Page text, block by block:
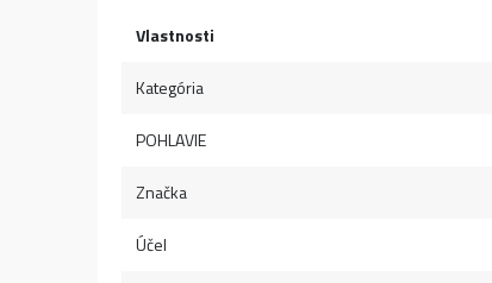
Vlastnosti
Kategória
POHLAVIE
Značka
Účel